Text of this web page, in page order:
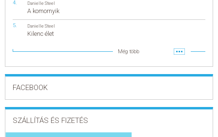
Danielle Steel
A komornyik
Danielle Steel
Kilenc élet
Még több
FACEBOOK
SZÁLLÍTÁS ÉS FIZETÉS